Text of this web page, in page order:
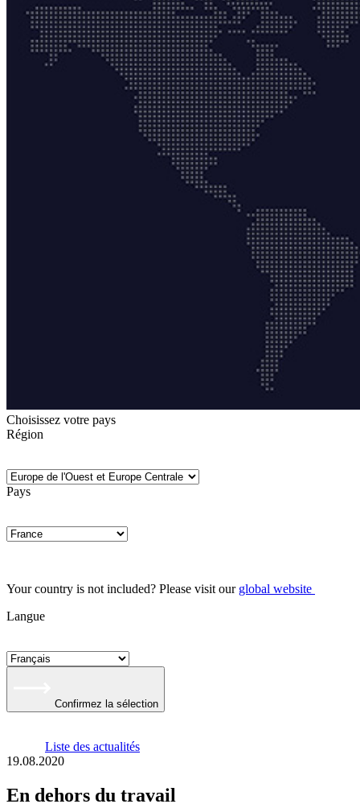
Choisissez votre pays
Région
Pays
Your country is not included? Please visit our global website
Langue
Confirmez la sélection
Liste des actualités
19.08.2020
En dehors du travail